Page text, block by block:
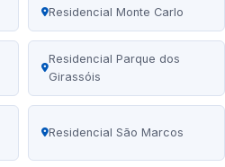
Residencial Monte Carlo
Residencial Parque dos
Girassóis
Residencial São Marcos